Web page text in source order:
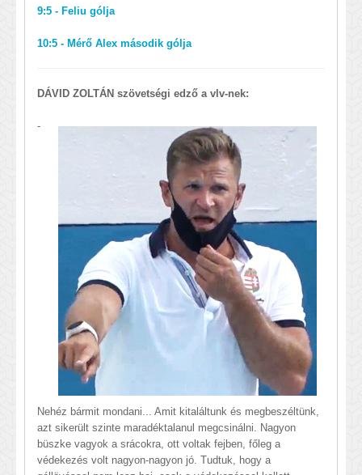
9:5 - Feliu gólja
10:5 - Mérő Alex második gólja
DÁVID ZOLTÁN szövetségi edző a vlv-nek:
-
Nehéz bármit mondani... Amit kitaláltunk és megbeszéltünk,
azt sikerült szinte maradéktalanul megcsinálni. Nagyon
büszke vagyok a srácokra, ott voltak fejben, főleg a
védekezés volt nagyon-nagyon jó. Tudtuk, hogy a